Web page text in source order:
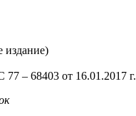
издание)
– 68403 от 16.01.2017 г.